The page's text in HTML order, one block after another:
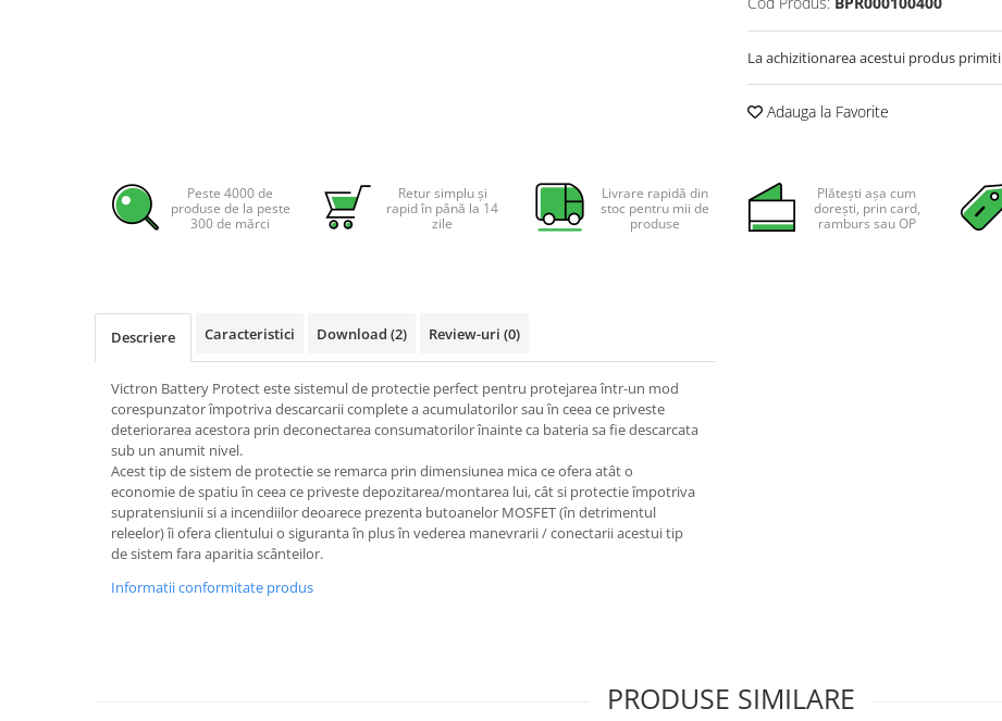
Sisteme fotovoltaice profesionale
Pachete sisteme fotovoltaice
Statii de incarcare
Prize de incarcare vehicule
Turbine eoliene pentru casă
Acumulatori VRLA AGM/GEL /
Tractiune / LiFePo4
Baterii si acumulatori gel si VRLA
La achizitionarea acestui produs primiti
Adauga la Favorite
Peste 4000 de
produse de la peste
300 de mărci
Retur simplu și
rapid în până la 14
zile
Livrare rapidă din
stoc pentru mii de
produse
Plătești așa cum
dorești, prin card,
ramburs sau OP
Descriere Caracteristici Download (2) Review-uri (0)
Victron Battery Protect este sistemul de protectie perfect pentru protejarea într-un mod
corespunzator împotriva descarcarii complete a acumulatorilor sau în ceea ce priveste
deteriorarea acestora prin deconectarea consumatorilor înainte ca bateria sa fie descarcata
sub un anumit nivel.
Acest tip de sistem de protectie se remarca prin dimensiunea mica ce ofera atât o
economie de spatiu în ceea ce priveste depozitarea/montarea lui, cât si protectie împotriva
supratensiunii si a incendiilor deoarece prezenta butoanelor MOSFET (în detrimentul
releelor) îi ofera clientului o siguranta în plus în vederea manevrarii / conectarii acestui tip
de sistem fara aparitia scânteilor.
Informatii conformitate produs
PRODUSE SIMILARE